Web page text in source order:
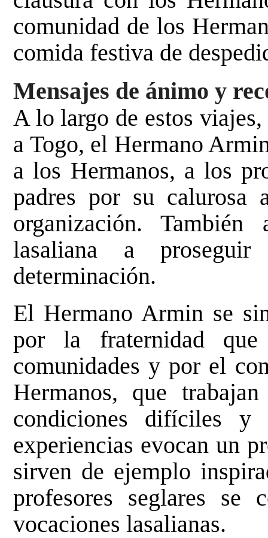
comunidad de los
comida festiva de
Mensajes de ánimo y
A lo largo de estos
a Togo, el Hermano
a los Hermanos, a los
padres por su calurosa
organización.
lasaliana a
determinación.
El Hermano Armin se
por la fraternidad
comunidades y por el
Hermanos, que
condiciones difíciles y
experiencias evocan un
sirven de ejemplo
profesores seglares se
vocaciones lasalianas.